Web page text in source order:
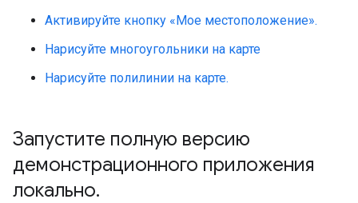
Активируйте кнопку «Мое местоположение».
Нарисуйте многоугольники на карте
Нарисуйте полилинии на карте.
Запустите полную версию
демонстрационного приложения
локально.